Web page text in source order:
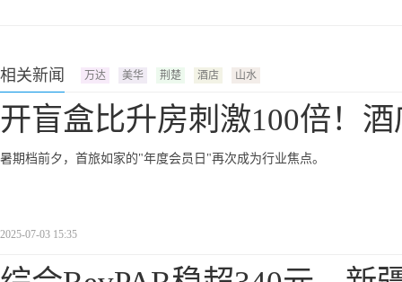
相关新闻 万达 美华 荆楚 酒店 山水
开盲盒比升房刺激100倍！
暑期档前夕，首旅如家的"年度会员日"再次成为行业焦点。
2025-07-03 15:35